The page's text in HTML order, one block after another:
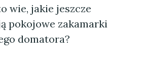
wie, jakie jeszcze
pokojowe zakamarki
domatora?